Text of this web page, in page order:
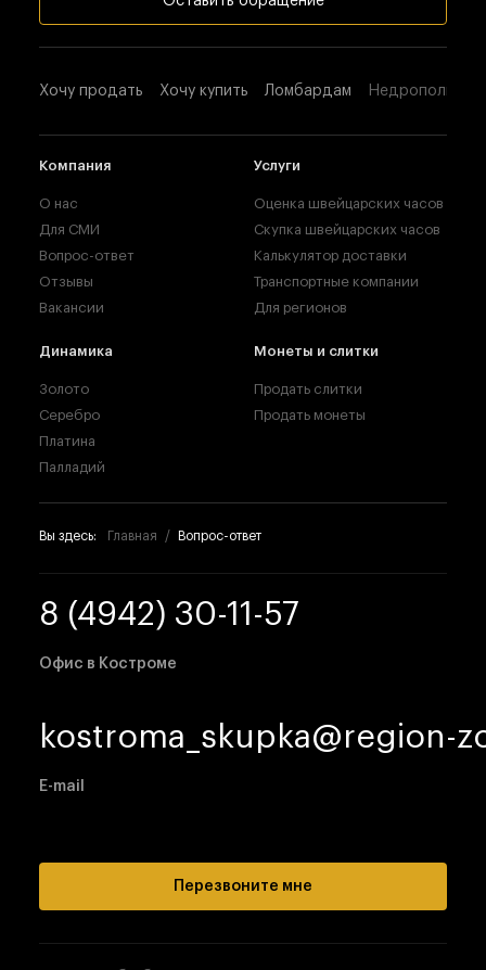
Хочу продать Хочу купить Ломбардам
Компания
О нас
Для СМИ
Вопрос-ответ
Отзывы
Вакансии
Услуги
Оценка швейцарских часов
Скупка швейцарских часов
Калькулятор доставки
Транспортные компании
Для регионов
Динамика
Золото
Серебро
Платина
Палладий
Монеты и слитки
Продать слитки
Продать монеты
Вы здесь: Главная Вопрос-ответ
8 (4942) 30-11-57
Офис в Костроме
kostroma_skupka@region-
E-mail
Перезвоните мне